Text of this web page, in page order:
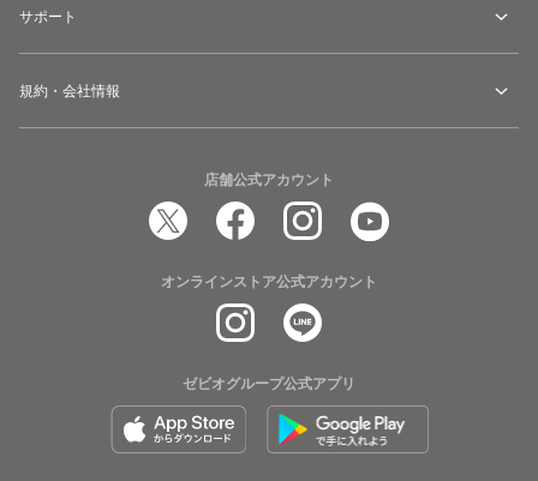
サポート
規約・会社情報
店舗公式アカウント
オンラインストア公式アカウント
ゼビオグループ公式アプリ